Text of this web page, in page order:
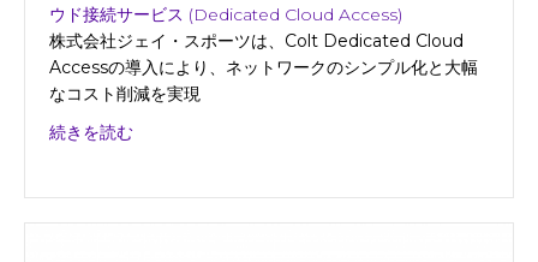
ウド接続サービス (Dedicated Cloud Access)
株式会社ジェイ・スポーツは、Colt Dedicated Cloud
Accessの導入により、ネットワークのシンプル化と大幅
なコスト削減を実現
続きを読むabout 株式会社ジェイ・スポーツ